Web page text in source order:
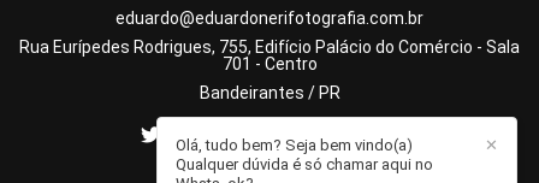
eduardo@eduardonerifotografia.com.br
Rua Eurípedes Rodrigues, 755, Edifício Palácio do Comércio - Sala
701 - Centro
Bandeirantes / PR
✕
Olá, tudo bem? Seja bem vindo(a)
Qualquer dúvida é só chamar aqui no